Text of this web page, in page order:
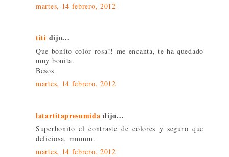
martes, 14 febrero, 2012
titi dijo...
Que bonito color rosa!! me encanta, te ha quedado
muy bonita.
Besos
martes, 14 febrero, 2012
latartitapresumida dijo...
Superbonito el contraste de colores y seguro que
deliciosa, mmmm.
martes, 14 febrero, 2012